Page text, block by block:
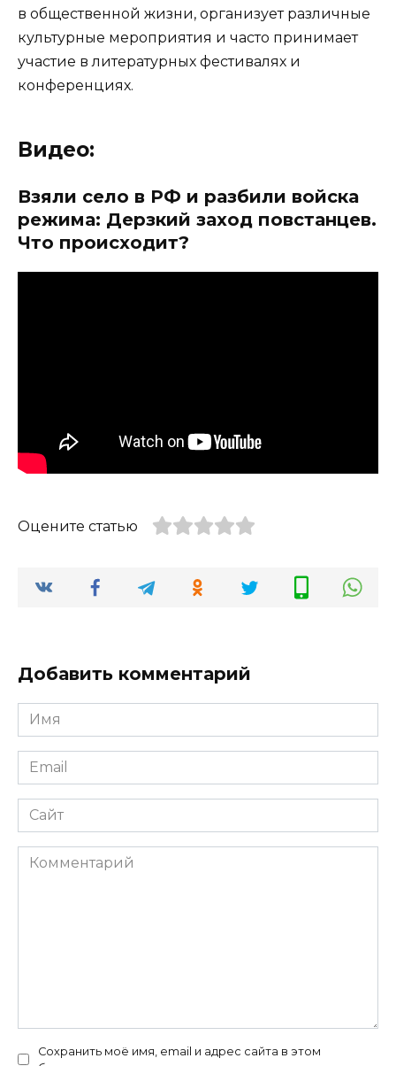
в общественной жизни, организует различные
культурные мероприятия и часто принимает
участие в литературных фестивалях и
конференциях.
Видео:
Взяли село в РФ и разбили войска
режима: Дерзкий заход повстанцев.
Что происходит?
Оцените статью
Добавить комментарий
Имя
*
Email
*
Сайт
Комментарий
Сохранить моё имя, email и адрес сайта в этом